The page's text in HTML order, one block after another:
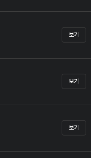
보기
보기
보기